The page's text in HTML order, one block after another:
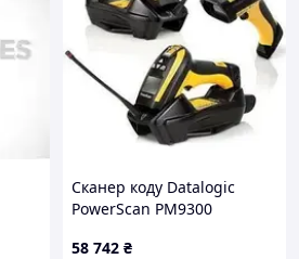
Сканер коду Datalogic
PowerScan PM9300
58 742 ₴